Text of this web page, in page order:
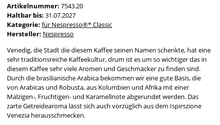
Artikelnummer: 7543.20
Haltbar bis: 31.07.2027
Kategorie: für Nespresso®* Classic
Hersteller: Nespresso
Venedig, die Stadt die diesem Kaffee seinen Namen schenkte, hat eine
sehr traditionsreiche Kaffeekultur, drum ist es um so wichtiger das in
diesem Kaffee sehr viele Aromen und Geschmäcker zu finden sind.
Durch die brasilianische Arabica bekommen wir eine gute Basis, die
von Arabicas und Robusta, aus Kolumbien und Afrika mit einer
Malzigen-, Fruchtigen- und Karamellnote abgerundet werden. Das
zarte Getreidearoma lässt sich auch vorzüglich aus dem Ispirszione
Venezia herausschmecken.